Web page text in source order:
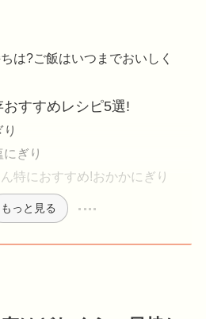
は?ご飯はいつまでおいしく
すすめレシピ5選!
ぎり
特におすすめ!おかかにぎり
もっと見る